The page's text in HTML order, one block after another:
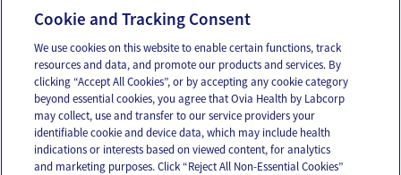
Estreñimiento
Email Text
OUR APPS
Cookie and Tracking Consent
We use cookies on this website to enable certain functions, track
resources and data, and promote our products and services. By
clicking “Accept All Cookies”, or by accepting any cookie category
beyond essential cookies, you agree that Ovia Health by Labcorp
may collect, use and transfer to our service providers your
identifiable cookie and device data, which may include health
indications or interests based on viewed content, for analytics
and marketing purposes. Click “Reject All Non-Essential Cookies”